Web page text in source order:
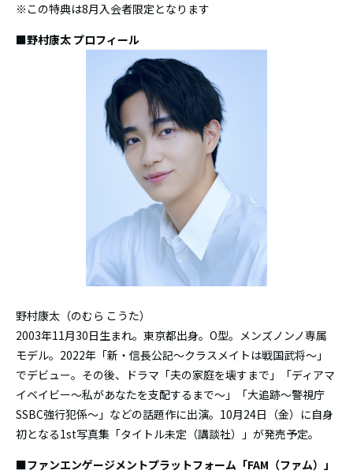
※この特典は8月入会者限定となります
■野村康太 プロフィール
野村康太（のむら こうた）
2003年11月30日生まれ。東京都出身。O型。メンズノンノ専属
モデル。2022年「新・信長公記〜クラスメイトは戦国武将〜」
でデビュー。その後、ドラマ「夫の家庭を壊すまで」「ディアマ
イベイビー〜私があなたを支配するまで〜」「大追跡〜警視庁
SSBC強行犯係〜」などの話題作に出演。10月24日（金）に自身
初となる1st写真集「タイトル未定（講談社）」が発売予定。
■ファンエンゲージメントプラットフォーム「FAM（ファム）」